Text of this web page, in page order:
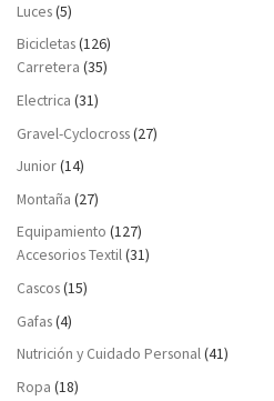
Luces(5)
Bicicletas(126)
Carretera (35)
Electrica (31)
Gravel-Cyclocross(27)
Junior(14)
Montaña (27)
Equipamiento (127)
Accesorios Textil(31)
Cascos(15)
Gafas(4)
Nutrición y Cuidado Personal(41)
Ropa (18)